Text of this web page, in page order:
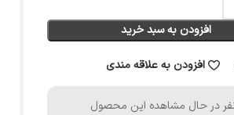
افزودن به سبد خرید
افزودن به علاقه مندی
در حال مشاهده این محصول